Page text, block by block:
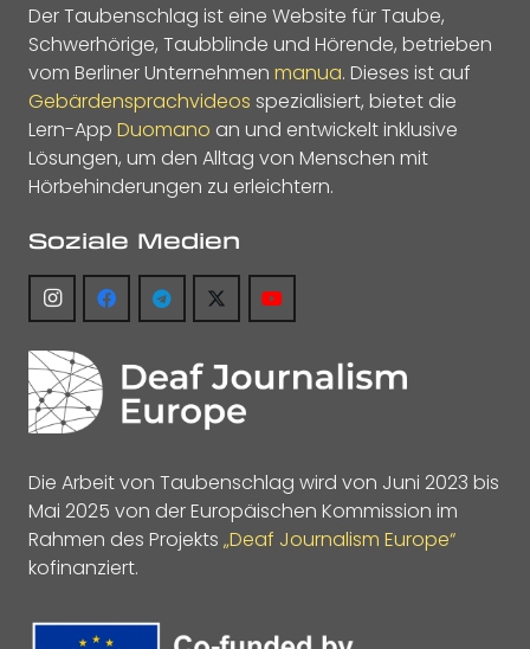
Der Taubenschlag ist eine Website für Taube,
Schwerhörige, Taubblinde und Hörende, betrieben
vom Berliner Unternehmen manua. Dieses ist auf
Gebärdensprachvideos spezialisiert, bietet die
Lern-App Duomano an und entwickelt inklusive
Lösungen, um den Alltag von Menschen mit
Hörbehinderungen zu erleichtern.
Soziale Medien
Die Arbeit von Taubenschlag wird von Juni 2023 bis
Mai 2025 von der Europäischen Kommission im
Rahmen des Projekts „Deaf Journalism Europe“
kofinanziert.